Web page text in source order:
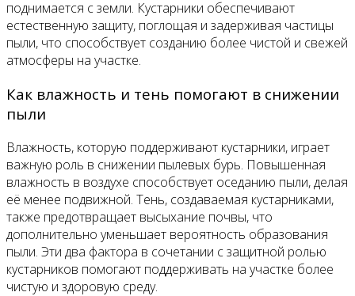
поднимается с земли. Кустарники обеспечивают
естественную защиту, поглощая и задерживая частицы
пыли, что способствует созданию более чистой и свежей
атмосферы на участке.
Как влажность и тень помогают в снижении
пыли
Влажность, которую поддерживают кустарники, играет
важную роль в снижении пылевых бурь. Повышенная
влажность в воздухе способствует оседанию пыли, делая
её менее подвижной. Тень, создаваемая кустарниками,
также предотвращает высыхание почвы, что
дополнительно уменьшает вероятность образования
пыли. Эти два фактора в сочетании с защитной ролью
кустарников помогают поддерживать на участке более
чистую и здоровую среду.